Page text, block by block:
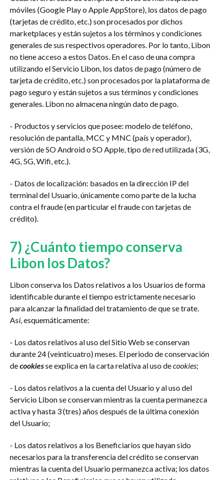
móviles (Google Play o Apple AppStore), los datos de pago
(tarjetas de crédito, etc.) son procesados por dichos
marketplaces y están sujetos a los términos y condiciones
generales de sus respectivos operadores. Por lo tanto, Libon
no tiene acceso a estos Datos. En el caso de una compra
utilizando el Servicio Libon, los datos de pago (número de
tarjeta de crédito, etc.) son procesados por la plataforma de
pago seguro y están sujetos a sus términos y condiciones
generales. Libon no almacena ningún dato de pago.
- Productos y servicios que posee: modelo de teléfono,
resolución de pantalla, MCC y MNC (país y operador),
versión de SO Android o SO Apple, tipo de red utilizada (3G,
4G, 5G, Wifi, etc.).
- Datos de localización: basados en la dirección IP del
terminal del Usuario, únicamente como parte de la lucha
contra el fraude (en particular el fraude con tarjetas de
crédito).
7) ¿Cuánto tiempo conserva
Libon los Datos?
Libon conserva los Datos relativos a los Usuarios de forma
identificable durante el tiempo estrictamente necesario
para alcanzar la finalidad del tratamiento de que se trate.
Así, esquemáticamente:
- Los datos relativos al uso del Sitio Web se conservan
durante 24 (veinticuatro) meses. El periodo de conservación
decookiesse explica en la carta relativa al uso decookies;
- Los datos relativos a la cuenta del Usuario y al uso del
Servicio Libon se conservan mientras la cuenta permanezca
activa y hasta 3 (tres) años después de la última conexión
del Usuario;
- Los datos relativos a los Beneficiarios que hayan sido
necesarios para la transferencia del crédito se conservan
mientras la cuenta del Usuario permanezca activa; los datos